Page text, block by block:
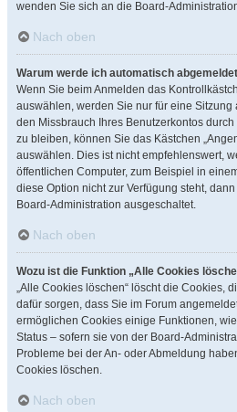
wenden Sie sich an die Board-
Nach oben
Warum werde ich automatisch
Wenn Sie beim Anmelden das
auswählen, werden Sie nur für eine
den Missbrauch Ihres Benutzerkontos
zu bleiben, können Sie das Kästchen
auswählen. Dies ist nicht empfehlenswert,
öffentlichen Computer, zum Beispiel in
diese Option nicht zur Verfügung steht,
Board-Administration ausgeschaltet.
Nach oben
Wozu ist die Funktion „Alle Cookies
„Alle Cookies löschen“ löscht die Cookies,
dafür sorgen, dass Sie im Forum
ermöglichen Cookies einige Funktionen,
Status – sofern sie von der Board-
Probleme bei der An- oder Abmeldung
Cookies löschen.
Nach oben